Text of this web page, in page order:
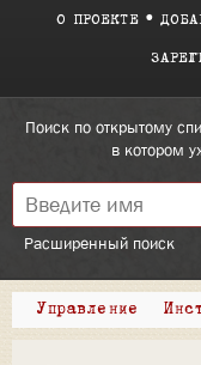
О ПРОЕКТЕ
Поиск по открытому
в котором
Расширенный поиск
Управление